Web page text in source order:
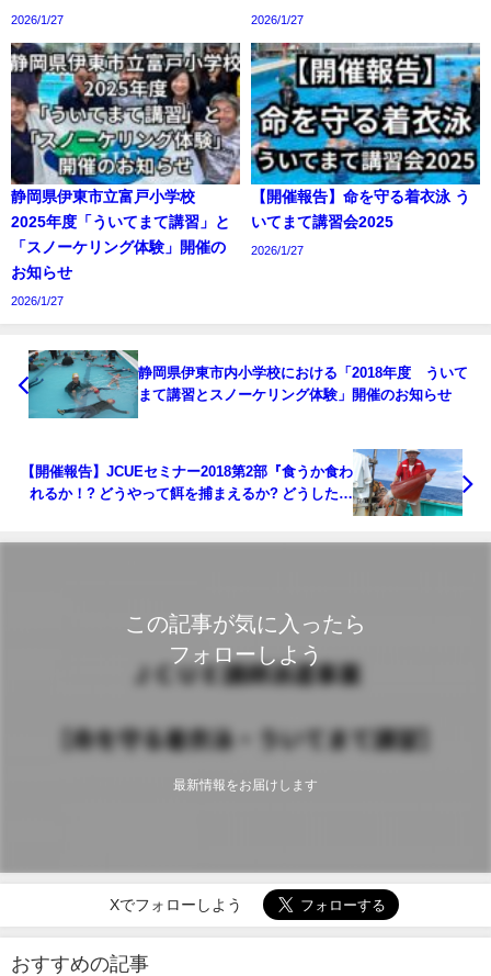
2026/1/27 2026/1/27
静岡県伊東市立富戸小学校
2025年度「ういてまて講習」と
「スノーケリング体験」開催の
お知らせ
2026/1/27
【開催報告】命を守る着衣泳 う
いてまて講習会2025
2026/1/27
静岡県伊東市内小学校における「2018年度 ういて
まて講習とスノーケリング体験」開催のお知らせ
【開催報告】JCUEセミナー2018第2部『食うか食わ
れるか！? どうやって餌を捕まえるか? どうしたら
この記事が気に入ったら
フォローしよう
最新情報をお届けします
Xでフォローしよう
おすすめの記事